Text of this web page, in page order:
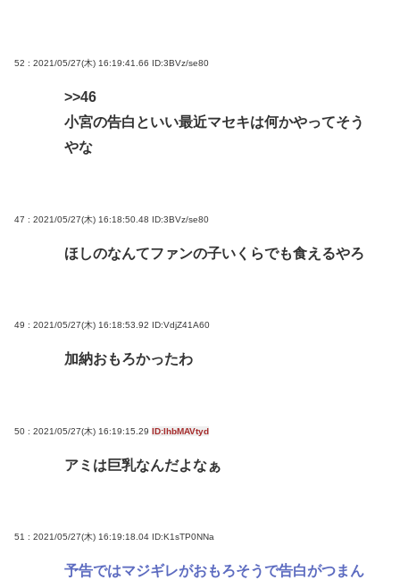
52 : 2021/05/27(木) 16:19:41.66 ID:3BVz/se80
>>46
小宮の告白といい最近マセキは何かやってそう
やな
47 : 2021/05/27(木) 16:18:50.48 ID:3BVz/se80
ほしのなんてファンの子いくらでも食えるやろ
49 : 2021/05/27(木) 16:18:53.92 ID:VdjZ41A60
加納おもろかったわ
50 : 2021/05/27(木) 16:19:15.29 ID:IhbMAVtyd
アミは巨乳なんだよなぁ
51 : 2021/05/27(木) 16:19:18.04 ID:K1sTP0NNa
予告ではマジギレがおもろそうで告白がつまん